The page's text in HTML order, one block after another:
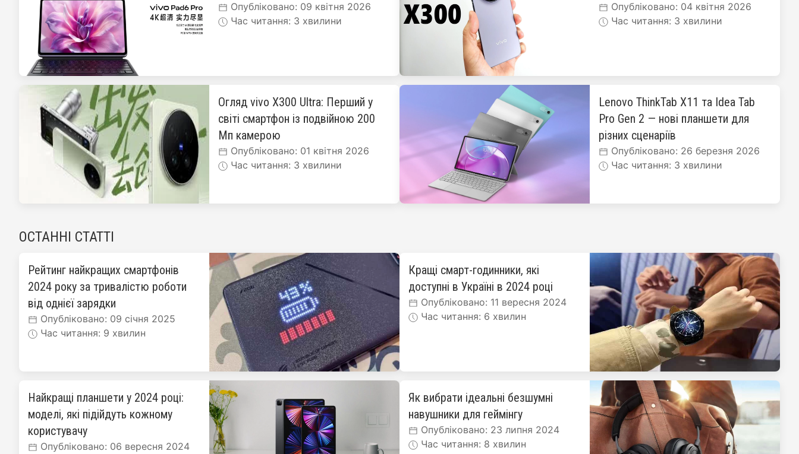
Опубліковано: 09 квітня 2026
Час читання: 3 хвилини
Опубліковано: 04 квітня 2026
Час читання: 3 хвилини
Огляд vivo X300 Ultra: Перший у
світі смартфон із подвійною 200
Мп камерою
Опубліковано: 01 квітня 2026
Час читання: 3 хвилини
Lenovo ThinkTab X11 та Idea Tab
Pro Gen 2 — нові планшети для
різних сценаріїв
Опубліковано: 26 березня 2026
Час читання: 3 хвилини
ОСТАННІ СТАТТІ
Рейтинг найкращих смартфонів
2024 року за тривалістю роботи
від однієї зарядки
Опубліковано: 09 січня 2025
Час читання: 9 хвилин
Кращі смарт-годинники, які
доступні в Україні в 2024 році
Опубліковано: 11 вересня 2024
Час читання: 6 хвилин
Найкращі планшети у 2024 році:
моделі, які підійдуть кожному
користувачу
Опубліковано: 06 вересня 2024
Як вибрати ідеальні безшумні
навушники для геймінгу
Опубліковано: 23 липня 2024
Час читання: 8 хвилин